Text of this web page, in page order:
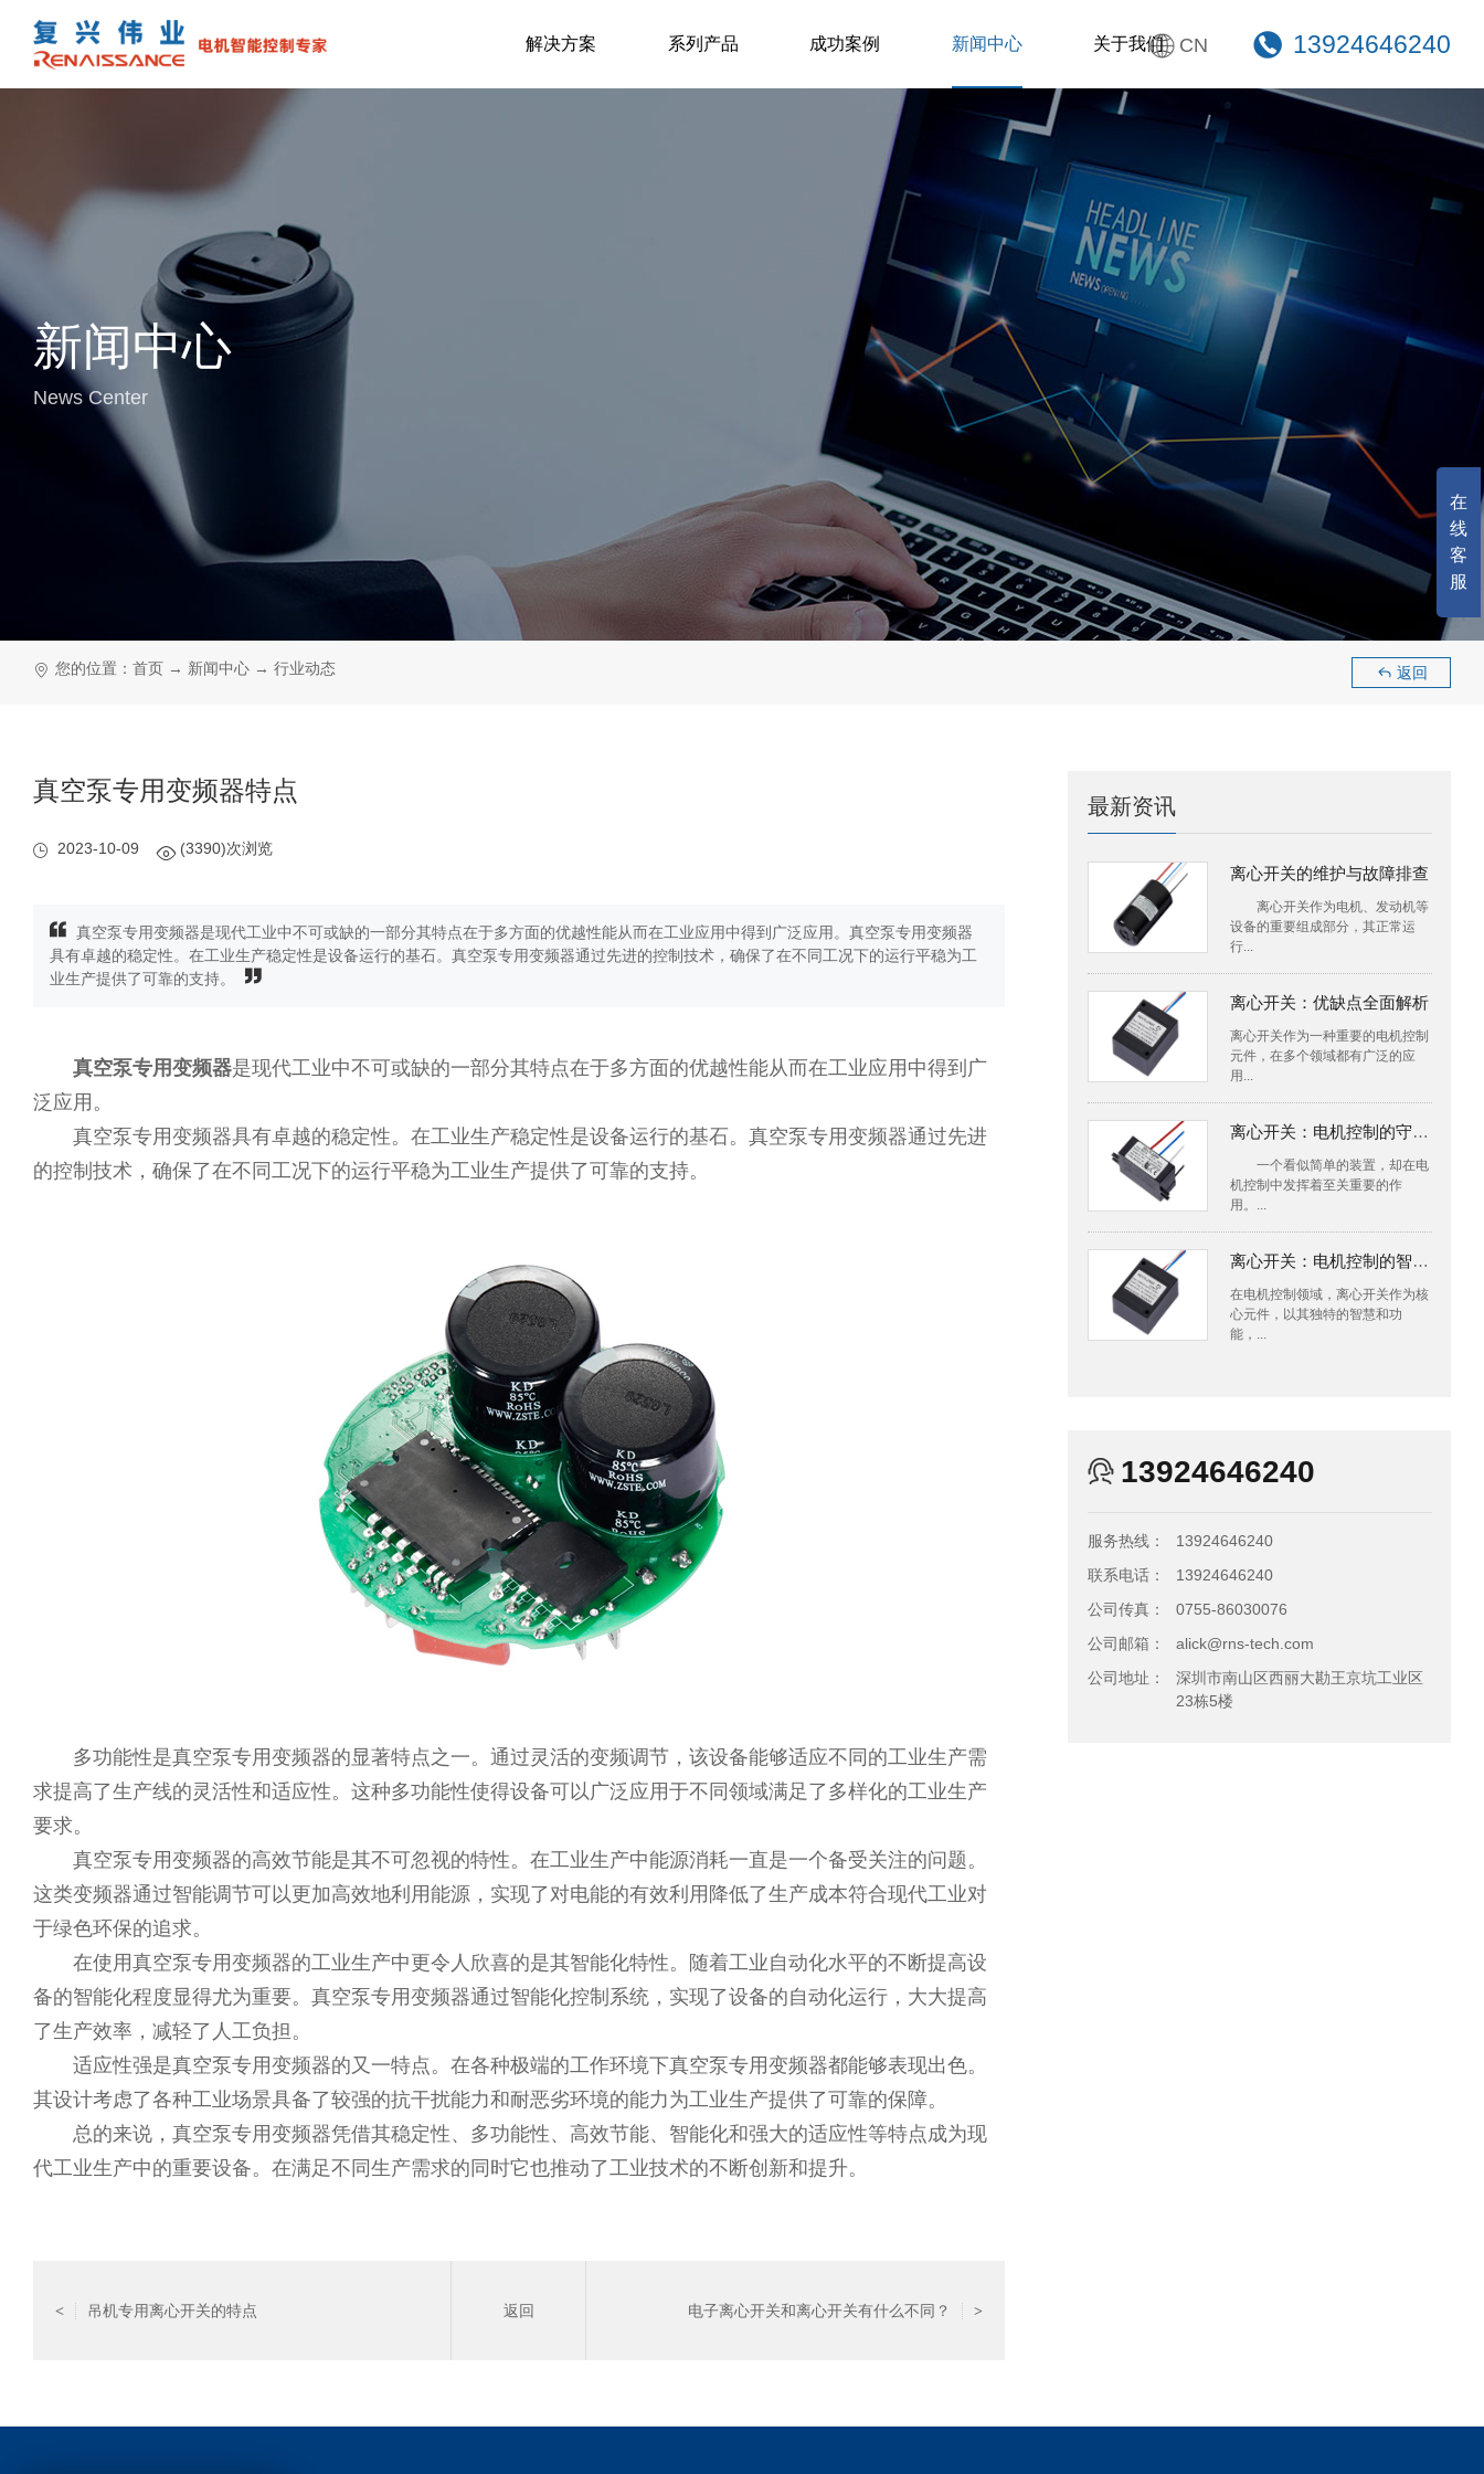
解决方案 系列产品 成功案例 新闻中心 关于我们 13924646240
CN
新闻中心
News Center
 返回
您的位置： 首页 → 新闻中心 → 行业动态
真空泵专用变频器特点
2023-10-09 (3390)次浏览
真空泵专用变频器是现代工业中不可或缺的一部分其特点在于多方面的优越性能从而在工业应用中得到广泛应用。真空泵专用变频器
具有卓越的稳定性。在工业生产稳定性是设备运行的基石。真空泵专用变频器通过先进的控制技术，确保了在不同工况下的运行平稳为工
业生产提供了可靠的支持。
真空泵专用变频器是现代工业中不可或缺的一部分其特点在于多方面的优越性能从而在工业应用中得到广
泛应用。
真空泵专用变频器具有卓越的稳定性。在工业生产稳定性是设备运行的基石。真空泵专用变频器通过先进
的控制技术，确保了在不同工况下的运行平稳为工业生产提供了可靠的支持。
多功能性是真空泵专用变频器的显著特点之一。通过灵活的变频调节，该设备能够适应不同的工业生产需
求提高了生产线的灵活性和适应性。这种多功能性使得设备可以广泛应用于不同领域满足了多样化的工业生产
要求。
真空泵专用变频器的高效节能是其不可忽视的特性。在工业生产中能源消耗一直是一个备受关注的问题。
这类变频器通过智能调节可以更加高效地利用能源，实现了对电能的有效利用降低了生产成本符合现代工业对
于绿色环保的追求。
在使用真空泵专用变频器的工业生产中更令人欣喜的是其智能化特性。随着工业自动化水平的不断提高设
备的智能化程度显得尤为重要。真空泵专用变频器通过智能化控制系统，实现了设备的自动化运行，大大提高
了生产效率，减轻了人工负担。
适应性强是真空泵专用变频器的又一特点。在各种极端的工作环境下真空泵专用变频器都能够表现出色。
其设计考虑了各种工业场景具备了较强的抗干扰能力和耐恶劣环境的能力为工业生产提供了可靠的保障。
总的来说，真空泵专用变频器凭借其稳定性、多功能性、高效节能、智能化和强大的适应性等特点成为现
代工业生产中的重要设备。在满足不同生产需求的同时它也推动了工业技术的不断创新和提升。
< 吊机专用离心开关的特点 电子离心开关和离心开关有什么不同？ >
返回
最新资讯
离心开关的维护与故障排查
离心开关作为电机、发动机等
设备的重要组成部分，其正常运
行...
离心开关：优缺点全面解析
离心开关作为一种重要的电机控制
元件，在多个领域都有广泛的应
用...
离心开关：电机控制的守护者
一个看似简单的装置，却在电
机控制中发挥着至关重要的作
用。...
离心开关：电机控制的智慧之源
在电机控制领域，离心开关作为核
心元件，以其独特的智慧和功
能，...
13924646240
服务热线：
13924646240
联系电话：
13924646240
公司传真：
0755-86030076
公司邮箱：
alick@rns-tech.com
公司地址：
深圳市南山区西丽大勘王京坑工业区
23栋5楼
在
线
客
服